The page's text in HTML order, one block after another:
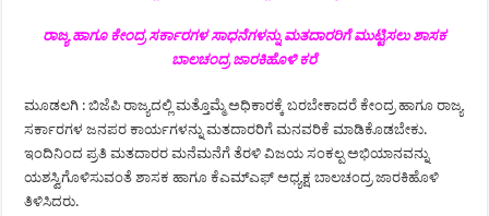
ರಾಜ್ಯ ಹಾಗೂ ಕೇಂದ್ರ ಸರ್ಕಾರಗಳ ಸಾಧನೆಗಳನ್ನು ಮತದಾರರಿಗೆ ಮುಟ್ಟಿಸಲು ಶಾಸಕ
ಬಾಲಚಂದ್ರ ಜಾರಕಿಹೊಳಿ ಕರೆ
ಮೂಡಲಗಿ : ಬಿಜೆಪಿ ರಾಜ್ಯದಲ್ಲಿ ಮತ್ತೊಮ್ಮೆ ಅಧಿಕಾರಕ್ಕೆ ಬರಬೇಕಾದರೆ ಕೇಂದ್ರ ಹಾಗೂ ರಾಜ್ಯ
ಸರ್ಕಾರಗಳ ಜನಪರ ಕಾರ್ಯಗಳನ್ನು ಮತದಾರರಿಗೆ ಮನವರಿಕೆ ಮಾಡಿಕೊಡಬೇಕು.
ಇಂದಿನಿಂದ ಪ್ರತಿ ಮತದಾರರ ಮನೆಮನೆಗೆ ತೆರಳಿ ವಿಜಯ ಸಂಕಲ್ಪ ಅಭಿಯಾನವನ್ನು
ಯಶಸ್ವಿಗೊಳಿಸುವಂತೆ ಶಾಸಕ ಹಾಗೂ ಕೆಎಮ್‍ಎಫ್ ಅಧ್ಯಕ್ಷ ಬಾಲಚಂದ್ರ ಜಾರಕಿಹೊಳಿ
ತಿಳಿಸಿದರು.